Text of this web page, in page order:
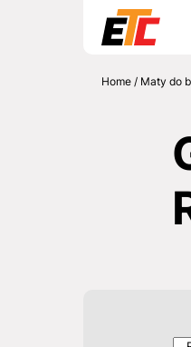
Home / Maty do